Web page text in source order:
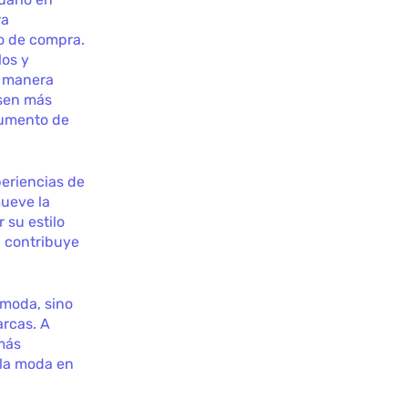
de compra.
y
más
de
de
la
su estilo
contribuye
sino
A
moda en